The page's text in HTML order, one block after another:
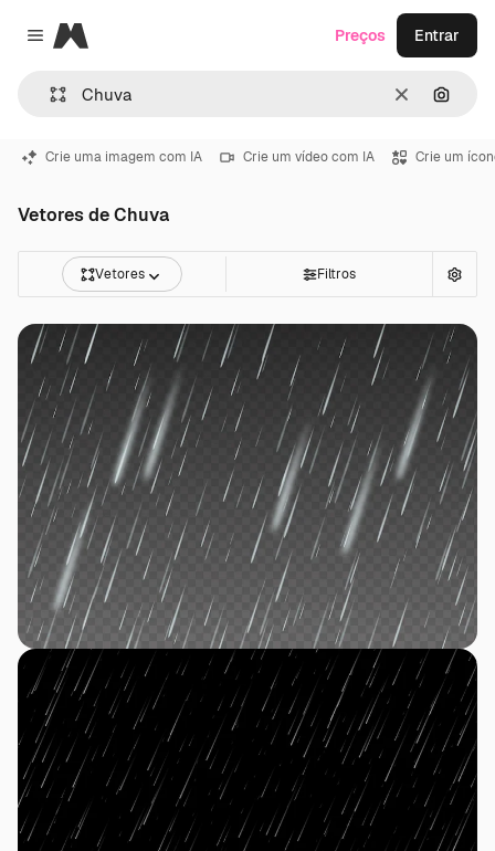
Close menu
Magnific
Limpar
Preços Entrar
Crie uma imagem com IA Crie um vídeo com IA Crie um
Vetores de Chuva
Vetores Filtros